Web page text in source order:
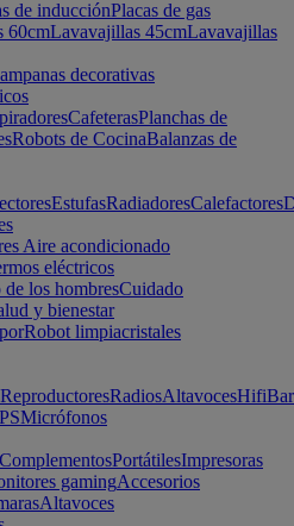
de inducciónPlacas de gas
60cmLavavajillas 45cmLavavajillas
decorativas
CafeterasPlanchas de
Robots de CocinaBalanzas de
EstufasRadiadoresCalefactores
Aire acondicionado
eléctricos
los hombresCuidado
y bienestar
Robot limpiacristales
ReproductoresRadiosAltavocesHifi
Micrófonos
ComplementosPortátilesImpresoras
gamingAccesorios
Altavoces